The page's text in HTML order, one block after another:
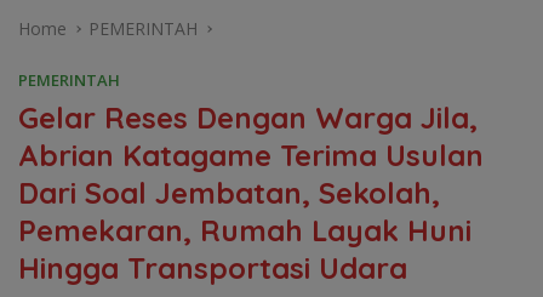
Home PEMERINTAH
PEMERINTAH
Gelar Reses Dengan Warga Jila,
Abrian Katagame Terima Usulan
Dari Soal Jembatan, Sekolah,
Pemekaran, Rumah Layak Huni
Hingga Transportasi Udara